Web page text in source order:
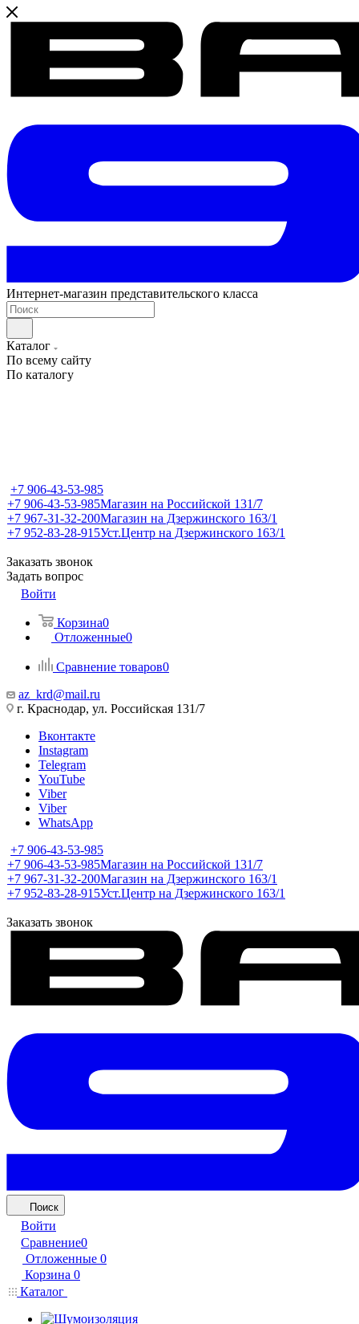
Интернет-магазин представительского класса
Каталог
По всему сайту
По каталогу
+7 906-43-53-985
+7 906-43-53-985Магазин на Российской 131/7
+7 967-31-32-200Магазин на Дзержинского 163/1
+7 952-83-28-915Уст.Центр на Дзержинского 163/1
Заказать звонок
Задать вопрос
Войти
Корзина0
Отложенные0
Сравнение товаров0
az_krd@mail.ru
г. Краснодар, ул. Российская 131/7
Вконтакте
Instagram
Telegram
YouTube
Viber
Viber
WhatsApp
+7 906-43-53-985
+7 906-43-53-985Магазин на Российской 131/7
+7 967-31-32-200Магазин на Дзержинского 163/1
+7 952-83-28-915Уст.Центр на Дзержинского 163/1
Заказать звонок
Поиск
Войти
Сравнение0
Отложенные 0
Корзина 0
Каталог